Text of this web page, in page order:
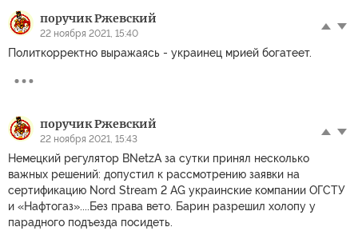
поручик Ржевский
22 ноября 2021, 15:40
Политкорректно выражаясь - украинец мрией богатеет.
поручик Ржевский
22 ноября 2021, 15:43
Немецкий регулятор BNetzA за сутки принял несколько
важных решений: допустил к рассмотрению заявки на
сертификацию Nord Stream 2 AG украинские компании ОГСТУ
и «Нафтогаз»....Без права вето. Барин разрешил холопу у
парадного подъезда посидеть.